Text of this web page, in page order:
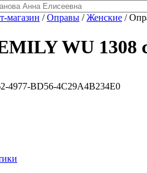
магазин /Оправы /Женские /
WU 1308